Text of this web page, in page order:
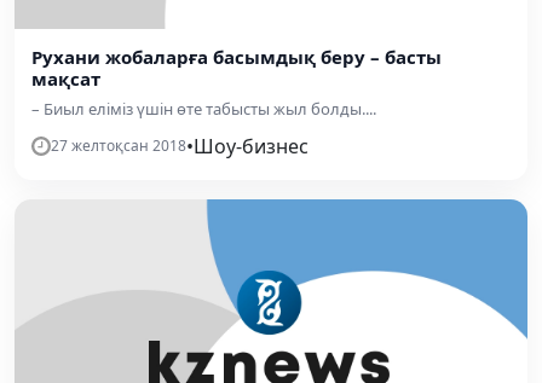
Рухани жобаларға басымдық беру – басты
мақсат
– Биыл еліміз үшін өте табысты жыл болды....
27 желтоқсан 2018•Шоу-бизнес